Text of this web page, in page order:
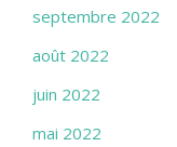
septembre 2022
août 2022
juin 2022
mai 2022